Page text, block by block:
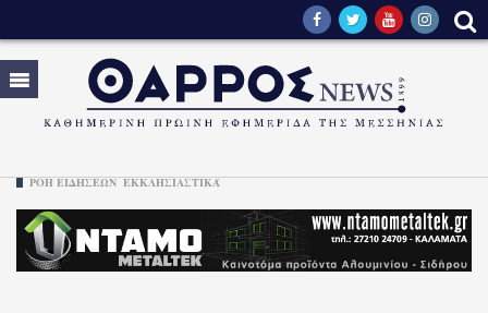
ΡΟΗ ΕΙΔΗΣΕΩΝ ΕΚΚΛΗΣΙΑΣΤΙΚΆ